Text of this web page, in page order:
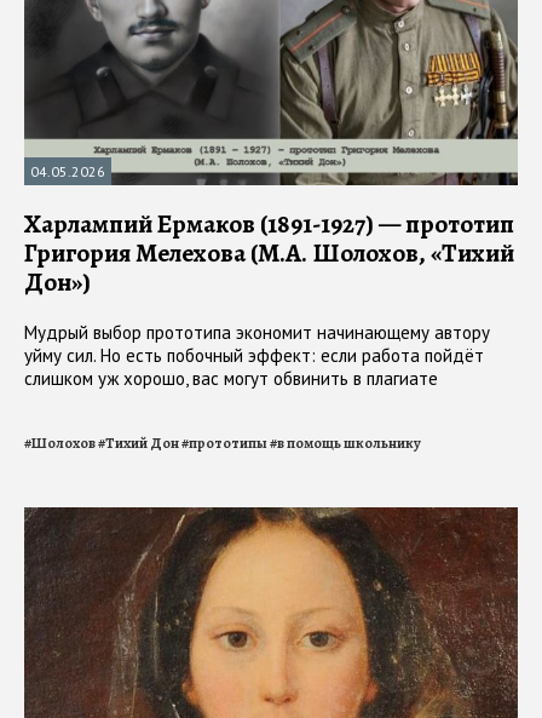
04.05.2026
Харлампий Ермаков (1891-1927) — прототип
Григория Мелехова (М.А. Шолохов, «Тихий
Дон»)
Мудрый выбор прототипа экономит начинающему автору
уйму сил. Но есть побочный эффект: если работа пойдёт
слишком уж хорошо, вас могут обвинить в плагиате
#Шолохов#Тихий Дон#прототипы#в помощь школьнику